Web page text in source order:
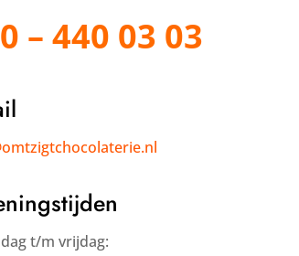
– 440 03 03
t/m vrijdag: